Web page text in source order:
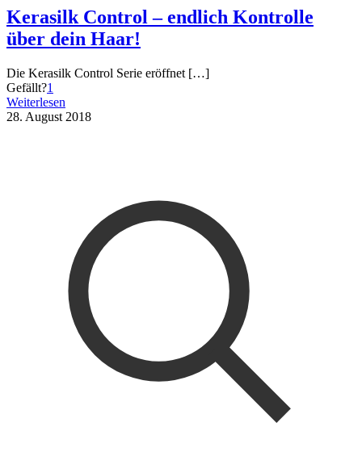
Kerasilk Control – endlich Kontrolle
über dein Haar!
Die Kerasilk Control Serie eröffnet […]
Gefällt?1
Weiterlesen
28. August 2018